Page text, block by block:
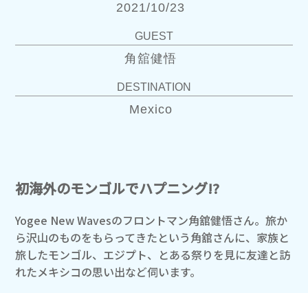
2021/10/23
GUEST
角舘健悟
DESTINATION
Mexico
初海外のモンゴルでハプニング!?
Yogee New Wavesのフロントマン角舘健悟さん。旅か
ら沢山のものをもらってきたという角舘さんに、家族と
旅したモンゴル、エジプト、とある祭りを見に友達と訪
れたメキシコの思い出など伺います。